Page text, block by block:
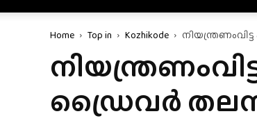
Dependable
Portal
Home Top in Kozhikode
ഡ്രൈവർ